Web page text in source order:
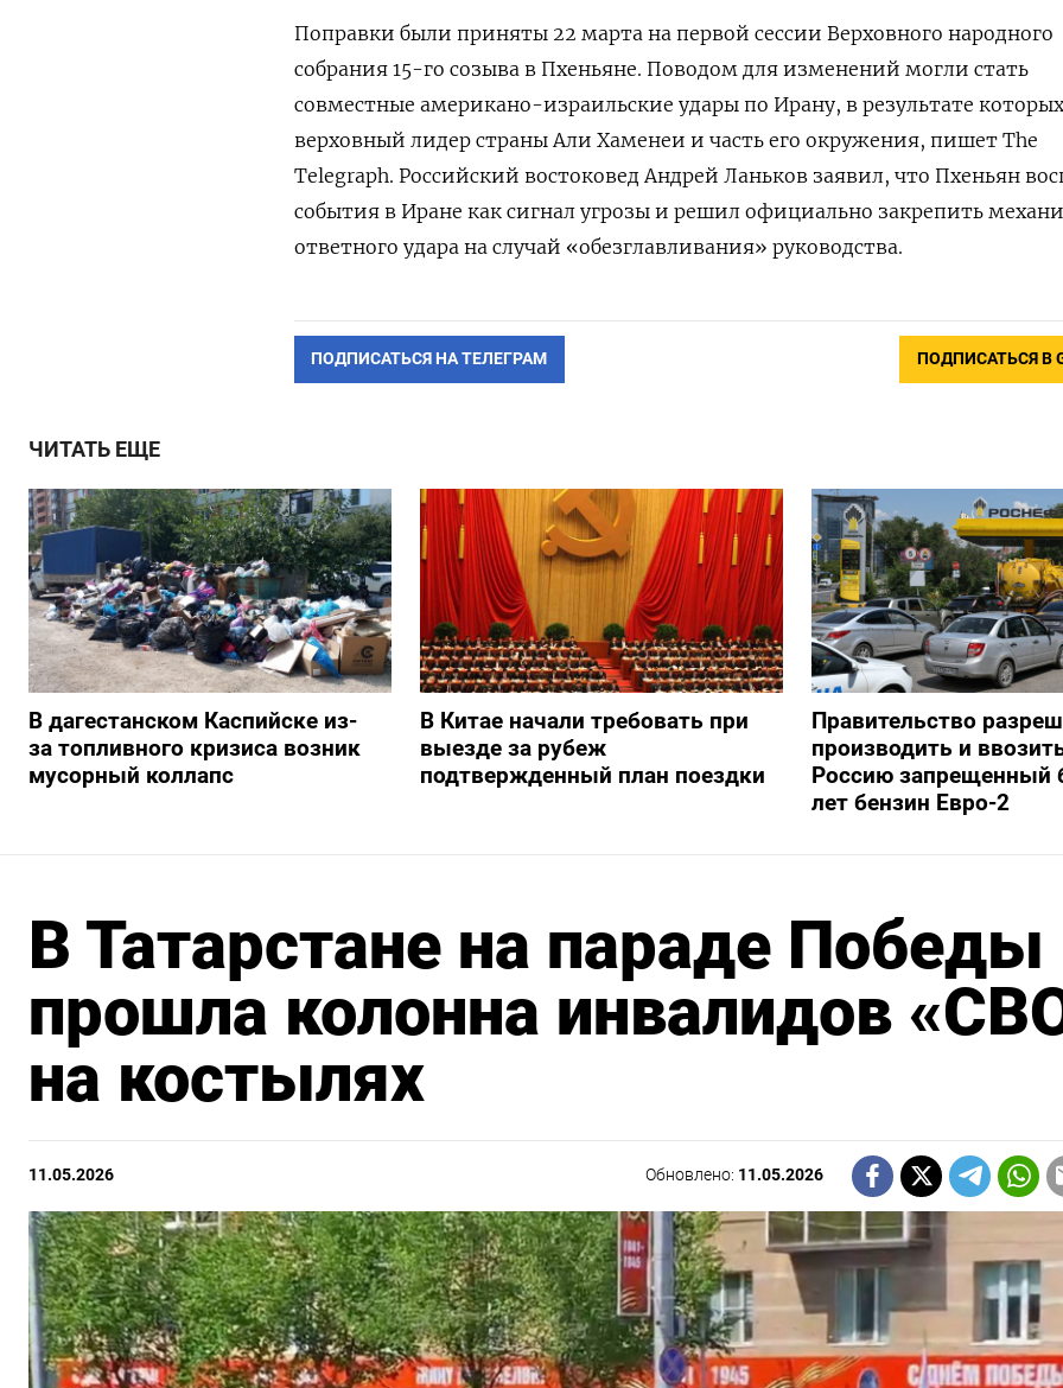
Поправки были приняты 22 марта на первой сессии Верховного народного
собрания 15-го созыва в Пхеньяне. Поводом для изменений могли стать
совместные американо-израильские удары по Ирану, в результате
верховный лидер страны Али Хаменеи и часть его окружения, пишет The
Telegraph. Российский востоковед Андрей Ланьков заявил, что Пхеньян
события в Иране как сигнал угрозы и решил официально закрепить
ответного удара на случай «обезглавливания» руководства.
ПОДПИСАТЬСЯ НА ТЕЛЕГРАМ ПОДПИСАТЬСЯ В
ЧИТАТЬ ЕЩЕ
В дагестанском Каспийске из-
за топливного кризиса возник
мусорный коллапс
В Китае начали требовать при
выезде за рубеж
подтвержденный план поездки
Правительство
производить и
Россию запрещенный
лет бензин Евро-2
В Татарстане на параде Победы
прошла колонна инвалидов
на костылях
11.05.2026 Обновлено: 11.05.2026